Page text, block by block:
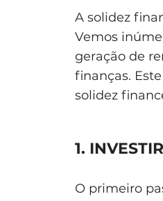
A solidez
Vemos
geração de
finanças.
solidez
1.
O primeiro